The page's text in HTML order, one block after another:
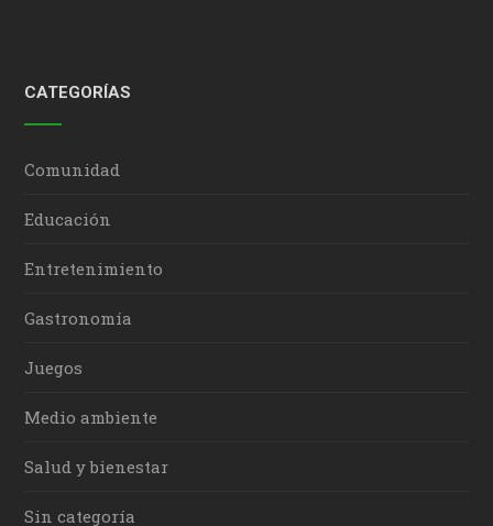
CATEGORÍAS
Comunidad
Educación
Entretenimiento
Gastronomía
Juegos
Medio ambiente
Salud y bienestar
Sin categoría